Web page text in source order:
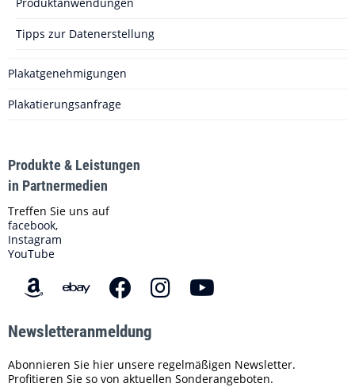
Tipps zur Datenerstellung
Plakatgenehmigungen
Plakatierungsanfrage
Produkte & Leistungen
in Partnermedien
Treffen Sie uns auf
facebook,
Instagram
YouTube
Newsletteranmeldung
Abonnieren Sie hier unsere regelmäßigen Newsletter.
Profitieren Sie so von aktuellen Sonderangeboten.